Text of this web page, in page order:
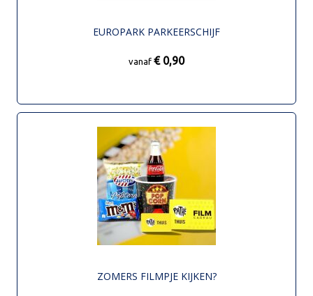
EUROPARK PARKEERSCHIJF
vanaf € 0,90
ZOMERS FILMPJE KIJKEN?